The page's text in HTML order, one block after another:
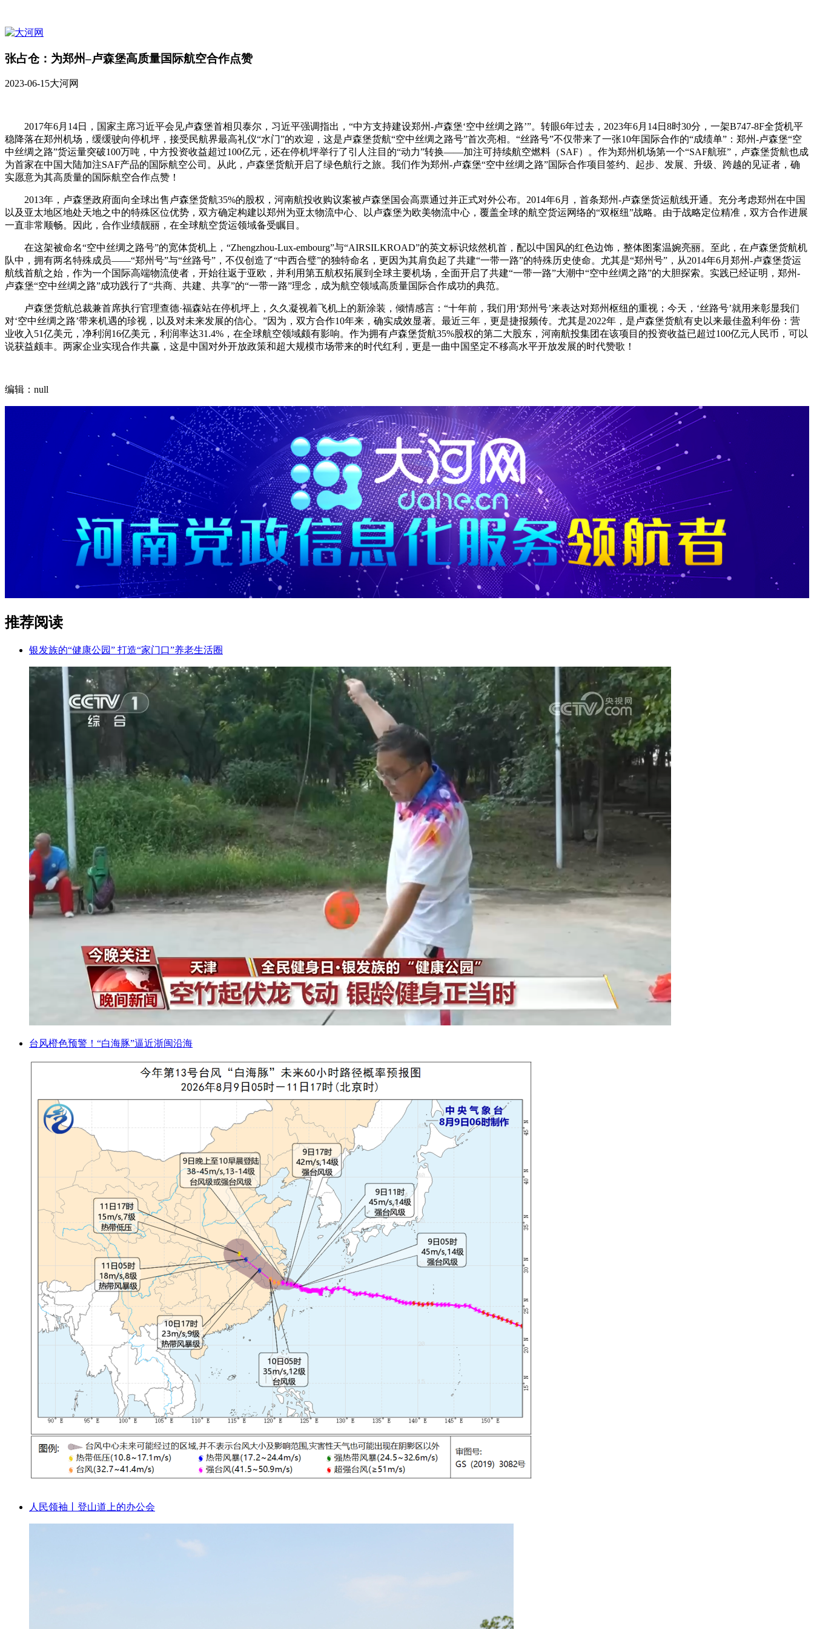
张占仓：为郑州–卢森堡高质量国际航空合作点赞
2023-06-15大河网
2017年6月14日，国家主席习近平会见卢森堡首相贝泰尔，习近平强调指出，“中方支持建设郑州-卢森堡‘空中丝绸之路’”。转眼6年过去，2023年6月14日8时30分，一架B747-8F全货机平
稳降落在郑州机场，缓缓驶向停机坪，接受民航界最高礼仪“水门”的欢迎，这是卢森堡货航“空中丝绸之路号”首次亮相。“丝路号”不仅带来了一张10年国际合作的“成绩单”：郑州-卢森堡“空
中丝绸之路”货运量突破100万吨，中方投资收益超过100亿元，还在停机坪举行了引人注目的“动力”转换——加注可持续航空燃料（SAF）。作为郑州机场第一个“SAF航班”，卢森堡货航也成
为首家在中国大陆加注SAF产品的国际航空公司。从此，卢森堡货航开启了绿色航行之旅。我们作为郑州-卢森堡“空中丝绸之路”国际合作项目签约、起步、发展、升级、跨越的见证者，确
实愿意为其高质量的国际航空合作点赞！
2013年，卢森堡政府面向全球出售卢森堡货航35%的股权，河南航投收购议案被卢森堡国会高票通过并正式对外公布。2014年6月，首条郑州-卢森堡货运航线开通。充分考虑郑州在中国
以及亚太地区地处天地之中的特殊区位优势，双方确定构建以郑州为亚太物流中心、以卢森堡为欧美物流中心，覆盖全球的航空货运网络的“双枢纽”战略。由于战略定位精准，双方合作进展
一直非常顺畅。因此，合作业绩靓丽，在全球航空货运领域备受瞩目。
在这架被命名“空中丝绸之路号”的宽体货机上，“Zhengzhou-Lux-embourg”与“AIRSILKROAD”的英文标识炫然机首，配以中国风的红色边饰，整体图案温婉亮丽。至此，在卢森堡货航机
队中，拥有两名特殊成员——“郑州号”与“丝路号”，不仅创造了“中西合璧”的独特命名，更因为其肩负起了共建“一带一路”的特殊历史使命。尤其是“郑州号”，从2014年6月郑州-卢森堡货运
航线首航之始，作为一个国际高端物流使者，开始往返于亚欧，并利用第五航权拓展到全球主要机场，全面开启了共建“一带一路”大潮中“空中丝绸之路”的大胆探索。实践已经证明，郑州-
卢森堡“空中丝绸之路”成功践行了“共商、共建、共享”的“一带一路”理念，成为航空领域高质量国际合作成功的典范。
卢森堡货航总裁兼首席执行官理查德·福森站在停机坪上，久久凝视着飞机上的新涂装，倾情感言：“十年前，我们用‘郑州号’来表达对郑州枢纽的重视；今天，‘丝路号’就用来彰显我们
对‘空中丝绸之路’带来机遇的珍视，以及对未来发展的信心。”因为，双方合作10年来，确实成效显著。最近三年，更是捷报频传。尤其是2022年，是卢森堡货航有史以来最佳盈利年份：营
业收入51亿美元，净利润16亿美元，利润率达31.4%，在全球航空领域颇有影响。作为拥有卢森堡货航35%股权的第二大股东，河南航投集团在该项目的投资收益已超过100亿元人民币，可以
说获益颇丰。两家企业实现合作共赢，这是中国对外开放政策和超大规模市场带来的时代红利，更是一曲中国坚定不移高水平开放发展的时代赞歌！
编辑：null
推荐阅读
银发族的“健康公园” 打造“家门口”养老生活圈
台风橙色预警！“白海豚”逼近浙闽沿海
人民领袖丨登山道上的办公会